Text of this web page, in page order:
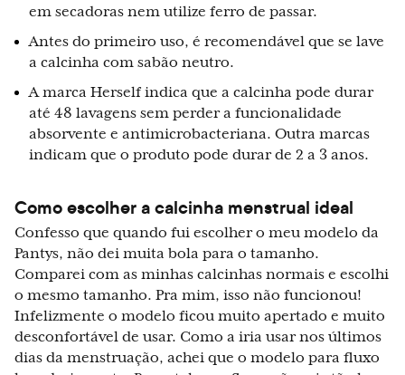
em secadoras nem utilize ferro de passar.
Antes do primeiro uso, é recomendável que se lave
a calcinha com sabão neutro.
A marca Herself indica que a calcinha pode durar
até 48 lavagens sem perder a funcionalidade
absorvente e antimicrobacteriana. Outra marcas
indicam que o produto pode durar de 2 a 3 anos.
Como escolher a calcinha menstrual ideal
Confesso que quando fui escolher o meu modelo da
Pantys, não dei muita bola para o tamanho.
Comparei com as minhas calcinhas normais e escolhi
o mesmo tamanho. Pra mim, isso não funcionou!
Infelizmente o modelo ficou muito apertado e muito
desconfortável de usar. Como a iria usar nos últimos
dias da menstruação, achei que o modelo para fluxo